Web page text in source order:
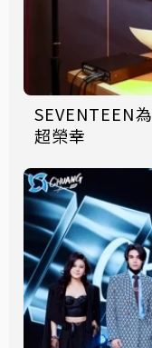
SEVENTEEN
超榮幸